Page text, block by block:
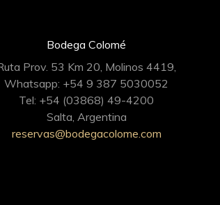
Bodega Colomé
Prov. 53 Km 20, Molinos 4419,
Whatsapp: +54 9 387 5030052
Tel: +54 (03868) 49-4200
Salta, Argentina
reservas@bodegacolome.com